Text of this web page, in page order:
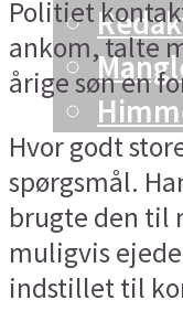
Politiet
ankom, talte
årige søn en
Hvor godt
spørgsmål.
brugte den til
muligvis
indstillet til